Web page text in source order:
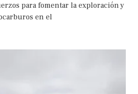
para fomentar la exploración y
en el